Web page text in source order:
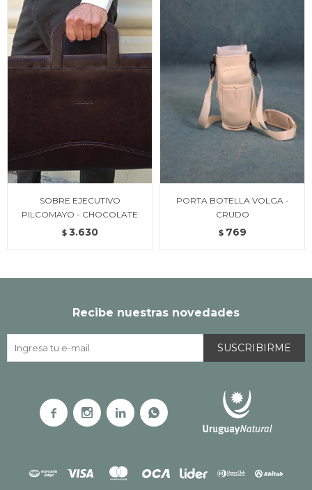
SOBRE EJECUTIVO
PILCOMAYO - CHOCOLATE
$ 3.630
PORTA BOTELLA VOLGA -
CRUDO
$ 769
Recibe nuestras novedades
SUSCRIBIRME
   